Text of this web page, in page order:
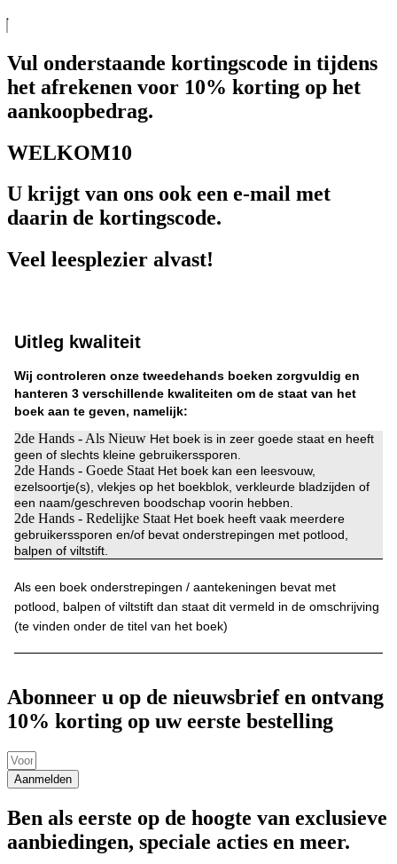
Vul onderstaande kortingscode in tijdens
het afrekenen voor 10% korting op het
aankoopbedrag.
WELKOM10
U krijgt van ons ook een e-mail met
daarin de kortingscode.
Veel leesplezier alvast!
Uitleg kwaliteit
Wij controleren onze tweedehands boeken zorgvuldig en
hanteren 3 verschillende kwaliteiten om de staat van het
boek aan te geven, namelijk:
2de Hands - Als Nieuw Het boek is in zeer goede staat en heeft
geen of slechts kleine gebruikerssporen.
2de Hands - Goede Staat Het boek kan een leesvouw,
ezelsoortje(s), vlekjes op het boekblok, verkleurde bladzijden of
een naam/geschreven boodschap voorin hebben.
2de Hands - Redelijke Staat Het boek heeft vaak meerdere
gebruikerssporen en/of bevat onderstrepingen met potlood,
balpen of viltstift.
Als een boek onderstrepingen / aantekeningen bevat met
potlood, balpen of viltstift dan staat dit vermeld in de omschrijving
(te vinden onder de titel van het boek)
Abonneer u op de nieuwsbrief en ontvang
10% korting op uw eerste bestelling
Aanmelden
Ben als eerste op de hoogte van exclusieve
aanbiedingen, speciale acties en meer.